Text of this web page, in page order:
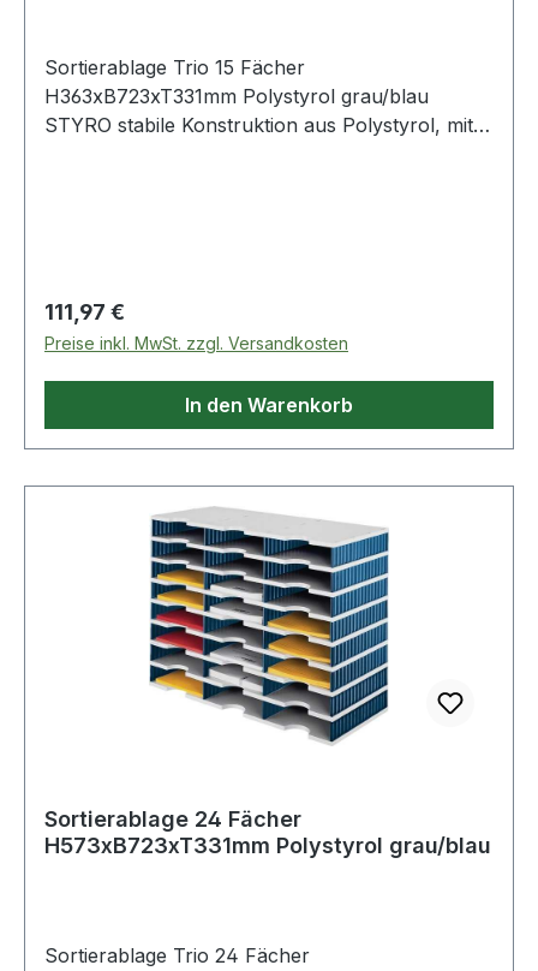
Sortierablage Trio 15 Fächer
H363xB723xT331mm Polystyrol grau/blau
STYRO stabile Konstruktion aus Polystyrol, mit
Regulärer Preis:
111,97 €
Preise inkl. MwSt. zzgl. Versandkosten
In den Warenkorb
Sortierablage 24 Fächer
H573xB723xT331mm Polystyrol grau/blau
Sortierablage Trio 24 Fächer